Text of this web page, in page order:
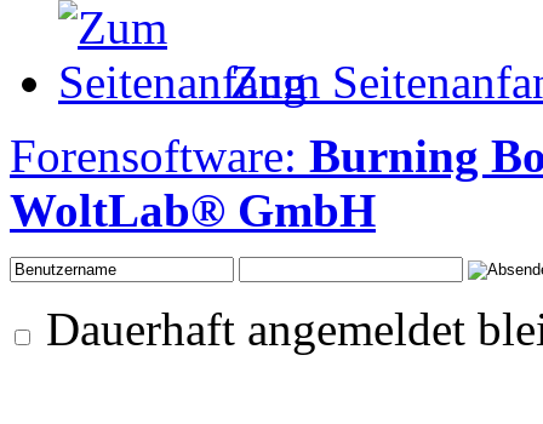
Zum
Forensoftware: Burning
WoltLab® GmbH
Dauerhaft angemeldet